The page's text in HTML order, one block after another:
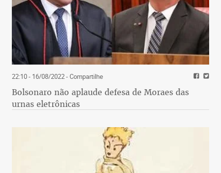
22:10 - 16/08/2022- Compartilhe
Bolsonaro não aplaude defesa de Moraes das
urnas eletrônicas